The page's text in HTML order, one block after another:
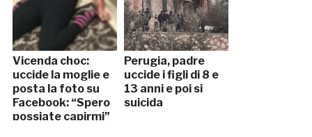
Vicenda choc:
uccide la moglie e
posta la foto su
Facebook: “Spero
possiate capirmi”
Perugia, padre
uccide i figli di 8 e
13 anni e poi si
suicida